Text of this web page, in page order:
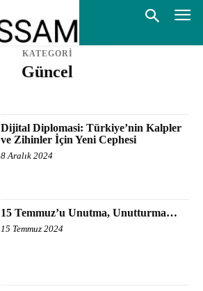
KATEGORİ
Güncel
Dijital Diplomasi: Türkiye’nin Kalpler
ve Zihinler İçin Yeni Cephesi
8 Aralık 2024
15 Temmuz’u Unutma, Unutturma…
15 Temmuz 2024